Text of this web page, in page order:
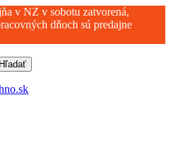
v NZ v sobotu zatvorená,
dňoch sú predajne
Hľadať